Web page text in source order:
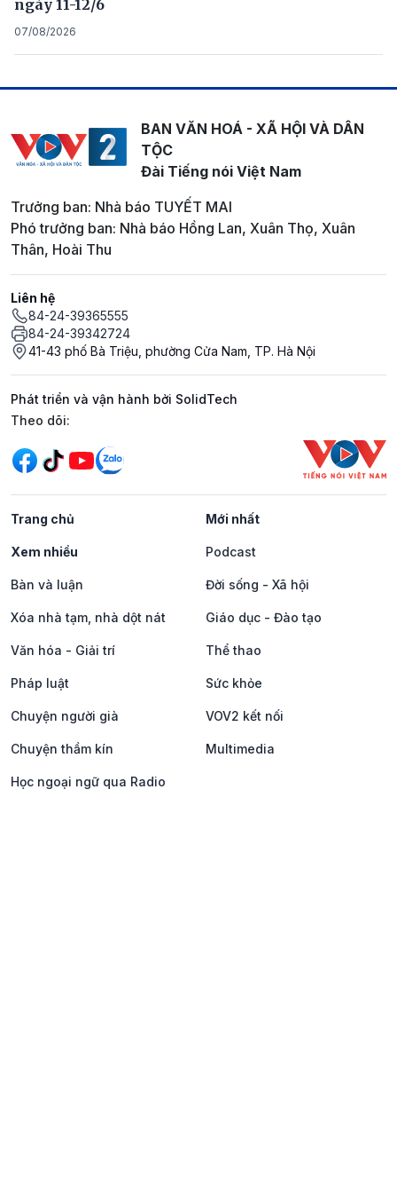
ngày 11-12/6
07/08/2026
BAN VĂN HOÁ - XÃ HỘI VÀ DÂN
TỘC
Đài Tiếng nói Việt Nam
Trưởng ban: Nhà báo TUYẾT MAI
Phó trưởng ban: Nhà báo Hồng Lan, Xuân Thọ, Xuân
Thân, Hoài Thu
Liên hệ
84-24-39365555
84-24-39342724
41-43 phố Bà Triệu, phường Cửa Nam, TP. Hà Nội
Phát triển và vận hành bởi SolidTech
Mạng xã hội
Theo dõi:
Trang chủ Mới nhất
Xem nhiều Podcast
Bàn và luận Đời sống - Xã hội
Xóa nhà tạm, nhà dột nát Giáo dục - Đào tạo
Văn hóa - Giải trí Thể thao
Pháp luật Sức khỏe
Chuyện người già VOV2 kết nối
Chuyện thầm kín Multimedia
Học ngoại ngữ qua Radio